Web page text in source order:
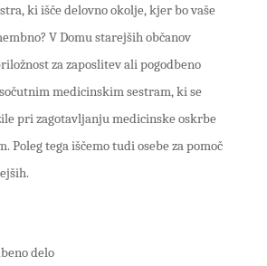
ki išče delovno okolje, kjer bo vaše
V Domu starejših občanov
za zaposlitev ali pogodbeno
medicinskim sestram, ki se
pri zagotavljanju medicinske oskrbe
Poleg tega iščemo tudi osebe za pomoč
delo